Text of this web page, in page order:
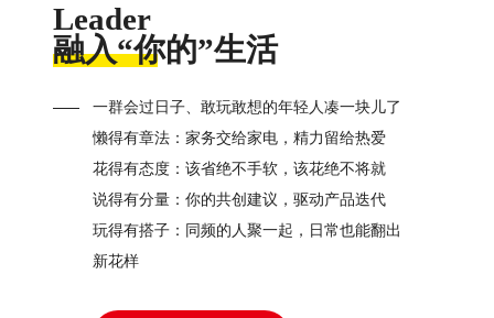
Leader
融入“你的”生活
一群会过日子、敢玩敢想的年轻人凑一块儿了
懒得有章法：家务交给家电，精力留给热爱
花得有态度：该省绝不手软，该花绝不将就
说得有分量：你的共创建议，驱动产品迭代
玩得有搭子：同频的人聚一起，日常也能翻出
新花样